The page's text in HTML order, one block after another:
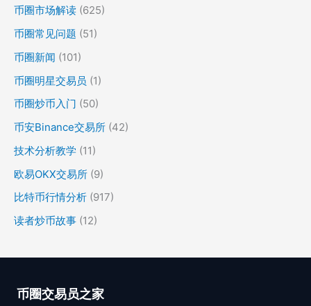
币圈市场解读 (625)
币圈常见问题 (51)
币圈新闻 (101)
币圈明星交易员 (1)
币圈炒币入门 (50)
币安Binance交易所 (42)
技术分析教学 (11)
欧易OKX交易所 (9)
比特币行情分析 (917)
读者炒币故事 (12)
币圈交易员之家